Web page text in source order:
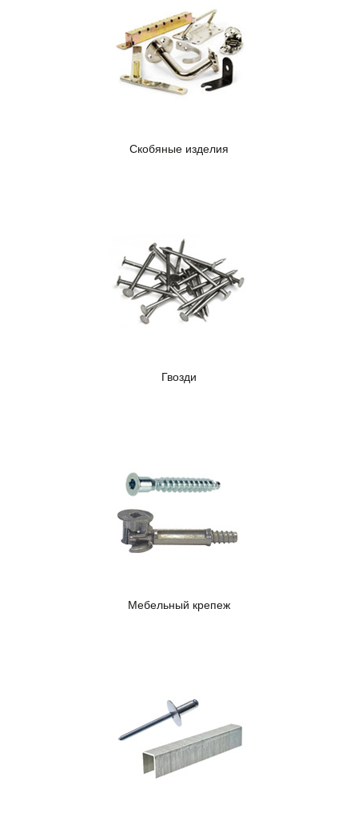
Скобяные изделия
Гвозди
Мебельный крепеж